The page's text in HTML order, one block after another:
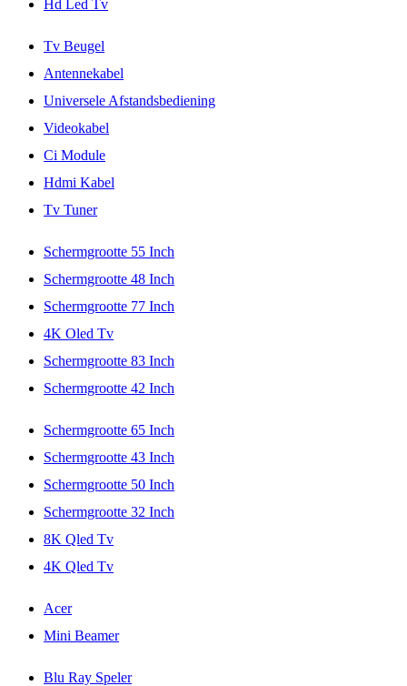
Hd Led Tv
Tv Beugel
Antennekabel
Universele Afstandsbediening
Videokabel
Ci Module
Hdmi Kabel
Tv Tuner
Schermgrootte 55 Inch
Schermgrootte 48 Inch
Schermgrootte 77 Inch
4K Oled Tv
Schermgrootte 83 Inch
Schermgrootte 42 Inch
Schermgrootte 65 Inch
Schermgrootte 43 Inch
Schermgrootte 50 Inch
Schermgrootte 32 Inch
8K Qled Tv
4K Qled Tv
Acer
Mini Beamer
Blu Ray Speler